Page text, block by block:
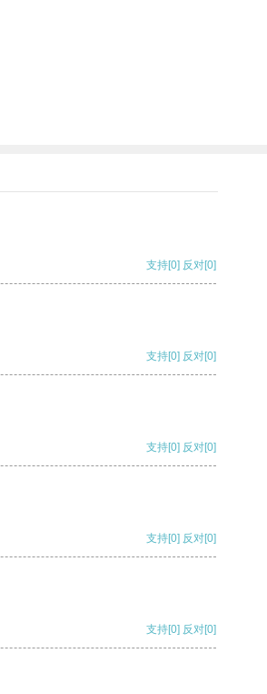
支持[0] 反对[0]
支持[0] 反对[0]
支持[0] 反对[0]
支持[0] 反对[0]
支持[0] 反对[0]